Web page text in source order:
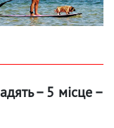
– 5 місце –